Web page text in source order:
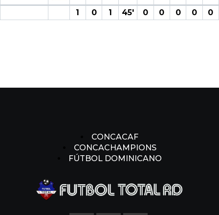
1
0 1 45′ 0 0 0 0 0
CONCACAF
CONCACHAMPIONS
FÚTBOL DOMINICANO